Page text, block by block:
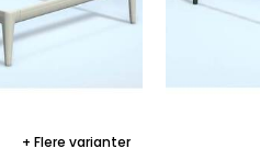
Flere varianter